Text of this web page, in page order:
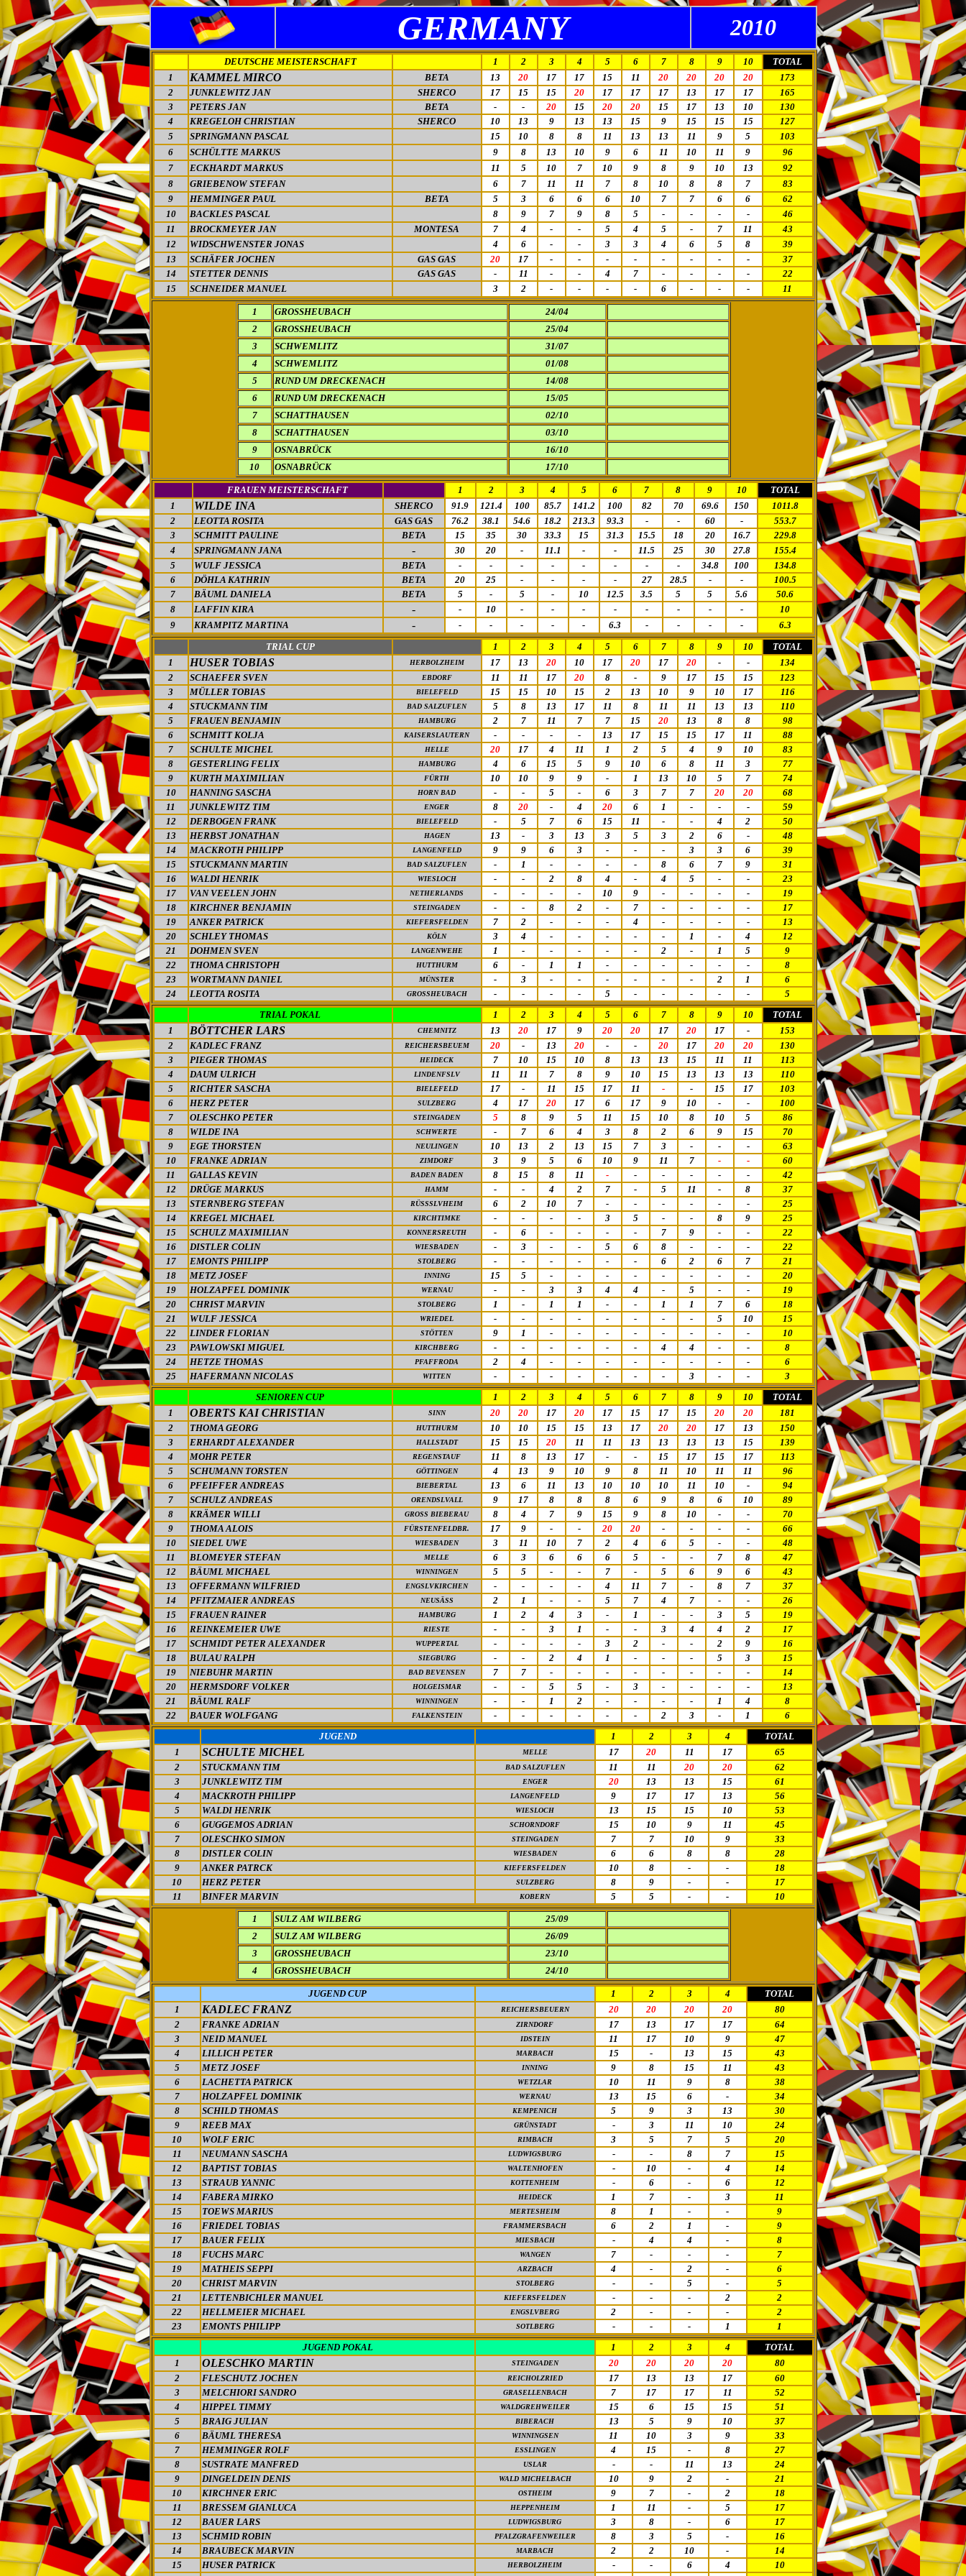
GERMANY 2010
DEUTSCHE MEISTERSCHAFT 1 2 3 4 5 6 7 8 9 10
TOTAL
1
KAMMEL MIRCO BETA 13 20 17 17 15 11 20 20 20 20
173
2
JUNKLEWITZ JAN SHERCO 17 15 15 20 17 17 17 13 17 17
165
3
PETERS JAN BETA - - 20 15 20 20 15 17 13 10
130
4
KREGELOH CHRISTIAN SHERCO 10 13 9 13 13 15 9 15 15 15
127
5
SPRINGMANN PASCAL 15 10 8 8 11 13 13 11 9 5
103
6
SCHÜLTTE MARKUS 9 8 13 10 9 6 11 10 11 9
96
7
ECKHARDT MARKUS 11 5 10 7 10 9 8 9 10 13
92
8
GRIEBENOW STEFAN 6 7 11 11 7 8 10 8 8 7
83
9
HEMMINGER PAUL BETA 5 3 6 6 6 10 7 7 6 6
62
10
BACKLES PASCAL 8 9 7 9 8 5 - - - -
46
11
BROCKMEYER JAN MONTESA 7 4 - - 5 4 5 - 7 11
43
12
WIDSCHWENSTER JONAS 4 6 - - 3 3 4 6 5 8
39
13
SCHÄFER JOCHEN GAS GAS 20 17 - - - - - - - -
37
14
STETTER DENNIS GAS GAS - 11 - - 4 7 - - - -
22
15
SCHNEIDER MANUEL 3 2 - - - - 6 - - - 11
1 GROSSHEUBACH
24/04
2
GROSSHEUBACH
25/04
3
SCHWEMLITZ
31/07
4
SCHWEMLITZ
01/08
5
RUND UM DRECKENACH
14/08
6
RUND UM DRECKENACH
15/05
7
SCHATTHAUSEN
02/10
8
SCHATTHAUSEN
03/10
9
OSNABRÜCK
16/10
10
OSNABRÜCK 17/10
FRAUEN MEISTERSCHAFT 1 2 3 4 5 6 7 8 9 10
TOTAL
1
WILDE INA SHERCO 91.9 121.4 100 85.7 141.2 100 82 70 69.6 150
1011.8
2
LEOTTA ROSITA GAS GAS 76.2 38.1 54.6 18.2 213.3 93.3 - - 60 -
553.7
3
SCHMITT PAULINE BETA 15 35 30 33.3 15 31.3 15.5 18 20 16.7
229.8
4
SPRINGMANN JANA - 30 20 - 11.1 - - 11.5 25 30 27.8
155.4
5
WULF JESSICA BETA - - - - - - - - 34.8 100
134.8
6
DÖHLA KATHRIN BETA 20 25 - - - - 27 28.5 - -
100.5
7
BÄUML DANIELA BETA 5 - 5 - 10 12.5 3.5 5 5 5.6
50.6
8
LAFFIN KIRA - - 10 - - - - - - - -
10
9
KRAMPITZ MARTINA - - - - - - 6.3 - - - -
6.3
TRIAL CUP
1 2 3 4 5 6 7 8 9 10
TOTAL
1
HUSER TOBIAS HERBOLZHEIM 17 13 20 10 17 20 17 20 - -
134
2
SCHAEFER SVEN EBDORF 11 11 17 20 8 - 9 17 15 15
123
3
MÜLLER TOBIAS BIELEFELD 15 15 10 15 2 13 10 9 10 17
116
4
STUCKMANN TIM BAD SALZUFLEN 5 8 13 17 11 8 11 11 13 13
110
5
FRAUEN BENJAMIN HAMBURG 2 7 11 7 7 15 20 13 8 8
98
6
SCHMITT KOLJA KAISERSLAUTERN - - - - 13 17 15 15 17 11
88
7
SCHULTE MICHEL HELLE 20 17 4 11 1 2 5 4 9 10
83
8
GESTERLING FELIX HAMBURG 4 6 15 5 9 10 6 8 11 3
77
9
KURTH MAXIMILIAN FÜRTH 10 10 9 9 - 1 13 10 5 7
74
10
HANNING SASCHA HORN BAD - - 5 - 6 3 7 7 20 20
68
11
JUNKLEWITZ TIM ENGER 8 20 - 4 20 6 1 - - -
59
12
DERBOGEN FRANK BIELEFELD - 5 7 6 15 11 - - 4 2
50
13
HERBST JONATHAN HAGEN 13 - 3 13 3 5 3 2 6 -
48
14
MACKROTH PHILIPP LANGENFELD 9 9 6 3 - - - 3 3 6
39
15
STUCKMANN MARTIN BAD SALZUFLEN - 1 - - - - 8 6 7 9
31
16
WALDI HENRIK WIESLOCH - - 2 8 4 - 4 5 - -
23
17
VAN VEELEN JOHN NETHERLANDS - - - - 10 9 - - - -
19
18
KIRCHNER BENJAMIN STEINGADEN - - 8 2 - 7 - - - -
17
19
ANKER PATRICK KIEFERSFELDEN 7 2 - - - 4 - - - -
13
20
SCHLEY THOMAS KÖLN 3 4 - - - - - 1 - 4
12
21
DOHMEN SVEN LANGENWEHE 1 - - - - - 2 - 1 5
9
22
THOMA CHRISTOPH HUTTHURM 6 - 1 1 - - - - - -
8
23
WORTMANN DANIEL MÜNSTER - 3 - - - - - - 2 1
6
24
LEOTTA ROSITA GROSSHEUBACH - - - - 5 - - - - -
5
TRIAL POKAL
1 2 3 4 5 6 7 8 9 10
TOTAL
1
BÖTTCHER LARS CHEMNITZ 13 20 17 9 20 20 17 20 17 -
153
2
KADLEC FRANZ REICHERSBEUEM 20 - 13 20 - - 20 17 20 20
130
3
PIEGER THOMAS HEIDECK 7 10 15 10 8 13 13 15 11 11
113
4
DAUM ULRICH LINDENFSLV 11 11 7 8 9 10 15 13 13 13
110
5
RICHTER SASCHA BIELEFELD 17 - 11 15 17 11 - - 15 17
103
6
HERZ PETER SULZBERG 4 17 20 17 6 17 9 10 - -
100
7
OLESCHKO PETER STEINGADEN 5 8 9 5 11 15 10 8 10 5
86
8
WILDE INA SCHWERTE - 7 6 4 3 8 2 6 9 15
70
9
EGE THORSTEN NEULINGEN 10 13 2 13 15 7 3 - - -
63
10
FRANKE ADRIAN ZIMDORF 3 9 5 6 10 9 11 7 - -
60
11
GALLAS KEVIN BADEN BADEN 8 15 8 11 - - - - - -
42
12
DRÜGE MARKUS HAMM - - 4 2 7 - 5 11 - 8
37
13
STERNBERG STEFAN RÜSSSLVHEIM 6 2 10 7 - - - - - -
25
14
KREGEL MICHAEL KIRCHTIMKE - - - - 3 5 - - 8 9
25
15
SCHULZ MAXIMILIAN KONNERSREUTH - 6 - - - - 7 9 - -
22
16
DISTLER COLIN WIESBADEN - 3 - - 5 6 8 - - -
22
17
EMONTS PHILIPP STOLBERG - - - - - - 6 2 6 7
21
18
METZ JOSEF INNING 15 5 - - - - - - - -
20
19
HOLZAPFEL DOMINIK WERNAU - - 3 3 4 4 - 5 - -
19
20
CHRIST MARVIN STOLBERG 1 - 1 1 - - 1 1 7 6
18
21
WULF JESSICA WRIEDEL - - - - - - - - 5 10
15
22
LINDER FLORIAN STÖTTEN 9 1 - - - - - - - -
10
23
PAWLOWSKI MIGUEL KIRCHBERG - - - - - - 4 4 - -
8
24
HETZE THOMAS PFAFFRODA 2 4 - - - - - - - -
6
25
HAFERMANN NICOLAS WITTEN - - - - - - - 3 - -
3
SENIOREN CUP
1 2 3 4 5 6 7 8 9 10
TOTAL
1
OBERTS KAI CHRISTIAN SINN 20 20 17 20 17 15 17 15 20 20
181
2
THOMA GEORG HUTTHURM 10 10 15 15 13 17 20 20 17 13
150
3
ERHARDT ALEXANDER HALLSTADT 15 15 20 11 11 13 13 13 13 15
139
4
MOHR PETER REGENSTAUF 11 8 13 17 - - 15 17 15 17
113
5
SCHUMANN TORSTEN GÖTTINGEN 4 13 9 10 9 8 11 10 11 11
96
6
PFEIFFER ANDREAS BIEBERTAL 13 6 11 13 10 10 10 11 10 -
94
7
SCHULZ ANDREAS ORENDSLVALL 9 17 8 8 8 6 9 8 6 10
89
8
KRÄMER WILLI GROSS BIEBERAU 8 4 7 9 15 9 8 10 - -
70
9
THOMA ALOIS FÜRSTENFELDBR. 17 9 - - 20 20 - - - -
66
10
SIEDEL UWE WIESBADEN 3 11 10 7 2 4 6 5 - -
48
11
BLOMEYER STEFAN MELLE 6 3 6 6 6 5 - - 7 8
47
12
BÄUML MICHAEL WINNINGEN 5 5 - - 7 - 5 6 9 6
43
13
OFFERMANN WILFRIED ENGSLVKIRCHEN - - - - 4 11 7 - 8 7
37
14
PFITZMAIER ANDREAS NEUSÄSS 2 1 - - 5 7 4 7 - -
26
15
FRAUEN RAINER HAMBURG 1 2 4 3 - 1 - - 3 5
19
16
REINKEMEIER UWE RIESTE - - 3 1 - - 3 4 4 2
17
17
SCHMIDT PETER ALEXANDER WUPPERTAL - - - - 3 2 - - 2 9
16
18
BULAU RALPH SIEGBURG - - 2 4 1 - - - 5 3
15
19
NIEBUHR MARTIN BAD BEVENSEN 7 7 - - - - - - - -
14
20
HERMSDORF VOLKER HOLGEISMAR - - 5 5 - 3 - - - -
13
21
BÄUML RALF WINNINGEN - - 1 2 - - - - 1 4
8
22
BAUER WOLFGANG FALKENSTEIN - - - - - - 2 3 - 1
6
JUGEND
1 2 3 4
TOTAL
1
SCHULTE MICHEL MELLE 17 20 11 17
65
2
STUCKMANN TIM BAD SALZUFLEN 11 11 20 20
62
3
JUNKLEWITZ TIM ENGER 20 13 13 15
61
4
MACKROTH PHILIPP LANGENFELD 9 17 17 13
56
5
WALDI HENRIK WIESLOCH 13 15 15 10
53
6
GUGGEMOS ADRIAN SCHORNDORF 15 10 9 11
45
7
OLESCHKO SIMON STEINGADEN 7 7 10 9
33
8
DISTLER COLIN WIESBADEN 6 6 8 8
28
9
ANKER PATRCK KIEFERSFELDEN 10 8 - -
18
10
HERZ PETER SULZBERG 8 9 - -
17
11
BINFER MARVIN KOBERN 5 5 - - 10
1 SULZ AM WILBERG
25/09
2
SULZ AM WILBERG
26/09
3
GROSSHEUBACH
23/10
4
GROSSHEUBACH 24/10
JUGEND CUP 1 2 3 4
TOTAL
1
KADLEC FRANZ REICHERSBEUERN 20 20 20 20
80
2
FRANKE ADRIAN ZIRNDORF 17 13 17 17
64
3
NEID MANUEL IDSTEIN 11 17 10 9
47
4
LILLICH PETER MARBACH 15 - 13 15
43
5
METZ JOSEF INNING 9 8 15 11
43
6
LACHETTA PATRICK WETZLAR 10 11 9 8
38
7
HOLZAPFEL DOMINIK WERNAU 13 15 6 -
34
8
SCHILD THOMAS KEMPENICH 5 9 3 13
30
9
REEB MAX GRÜNSTADT - 3 11 10
24
10
WOLF ERIC RIMBACH 3 5 7 5
20
11
NEUMANN SASCHA LUDWIGSBURG - - 8 7
15
12
BAPTIST TOBIAS WALTENHOFEN - 10 - 4
14
13
STRAUB YANNIC KOTTENHEIM - 6 - 6
12
14
FABERA MIRKO HEIDECK 1 7 - 3
11
15
TOEWS MARIUS MERTESHEIM 8 1 - -
9
16
FRIEDEL TOBIAS FRAMMERSBACH 6 2 1 -
9
17
BAUER FELIX MIESBACH - 4 4 -
8
18
FUCHS MARC WANGEN 7 - - -
7
19
MATHEIS SEPPI ARZBACH 4 - 2 -
6
20
CHRIST MARVIN STOLBERG - - 5 -
5
21
LETTENBICHLER MANUEL KIEFERSFELDEN - - - 2
2
22
HELLMEIER MICHAEL ENGSLVBERG 2 - - -
2
23
EMONTS PHILIPP SOTLBERG - - - 1
1
JUGEND POKAL
1 2 3 4
TOTAL
1
OLESCHKO MARTIN STEINGADEN 20 20 20 20
80
2
FLESCHUTZ JOCHEN REICHOLZRIED 17 13 13 17
60
3
MELCHIORI SANDRO GRASELLENBACH 7 17 17 11
52
4
HIPPEL TIMMY WALDGREHWEILER 15 6 15 15
51
5
BRAIG JULIAN BIBERACH 13 5 9 10
37
6
BÄUML THERESA WINNINGSEN 11 10 3 9
33
7
HEMMINGER ROLF ESSLINGEN 4 15 - 8
27
8
SUSTRATE MANFRED USLAR - - 11 13
24
9
DINGELDEIN DENIS WALD MICHELBACH 10 9 2 -
21
10
KIRCHNER ERIC OSTHEIM 9 7 - 2
18
11
BRESSEM GIANLUCA HEPPENHEIM 1 11 - 5
17
12
BAUER LARS LUDWIGSBURG 3 8 - 6
17
13
SCHMID ROBIN PFALZGRAFENWEILER 8 3 5 -
16
14
BRAUBECK MARVIN MARBACH 2 2 10 -
14
15
HUSER PATRICK HERBOLZHEIM - - 6 4
10